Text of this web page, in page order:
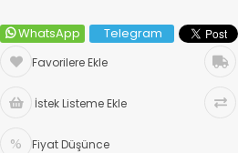
WhatsApp Telegram
Favorilere Ekle
İstek Listeme Ekle
Fiyat Düşünce